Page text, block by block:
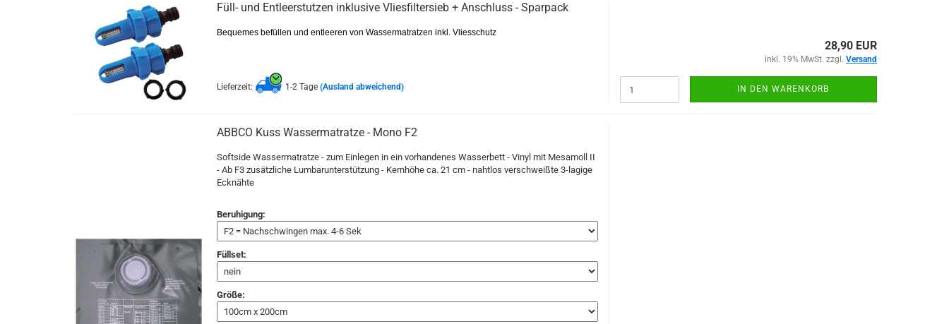
Füll- und Entleerstutzen inklusive Vliesfiltersieb + Anschluss - Sparpack
Bequemes befüllen und entleeren von Wassermatratzen inkl. Vliesschutz
Lieferzeit: 1-2 Tage (Ausland abweichend)
28,90 EUR
inkl. 19% MwSt. zzgl. Versand
IN DEN WARENKORB
ABBCO Kuss Wassermatratze - Mono F2
Softside Wassermatratze - zum Einlegen in ein vorhandenes Wasserbett - Vinyl mit Mesamoll II
- Ab F3 zusätzliche Lumbarunterstützung - Kernhöhe ca. 21 cm - nahtlos verschweißte 3-lagige
Ecknähte
Beruhigung:
Füllset:
Größe: